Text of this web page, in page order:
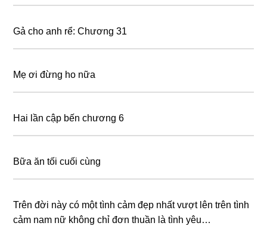
Gả cho anh rể: Chương 31
Mẹ ơi đừng ho nữa
Hai lần cập bến chương 6
Bữa ăn tối cuối cùng
Trên đời này có một tình cảm đẹp nhất vượt lên trên tình
cảm nam nữ không chỉ đơn thuần là tình yêu…